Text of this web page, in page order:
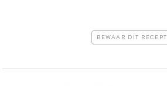
BEWAAR DIT RECEPT